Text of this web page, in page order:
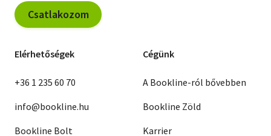
Csatlakozom
Elérhetőségek
+36 1 235 60 70
info@bookline.hu
Bookline Bolt
Cégünk
A Bookline-ról bővebben
Bookline Zöld
Karrier